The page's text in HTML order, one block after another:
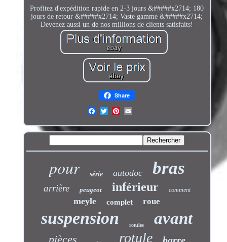
Profitez d'expédition rapide en 2-3 jours &#####x2714; 180
jours de retour &#####x2714; Vaste gamme &#####x2714;
Devenez aussi un de nos millions de clients satisfaits!
Share
pour série autodoc bras
arrière peugeot inférieur comment
meyle complet roue
suspension rotules avant
pièces rotule